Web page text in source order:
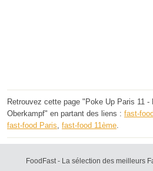
Retrouvez cette page "Poke Up Paris 11
Oberkampf" en partant des liens : fast-
fast-food Paris, fast-food 11ème.
FoodFast - La sélection des meilleurs